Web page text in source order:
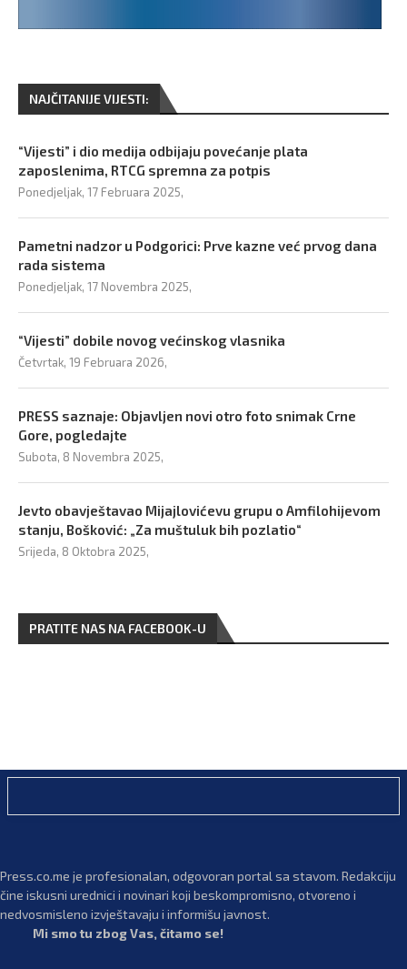
NAJČITANIJE VIJESTI:
“Vijesti” i dio medija odbijaju povećanje plata
zaposlenima, RTCG spremna za potpis
Ponedjeljak, 17 Februara 2025,
Pametni nadzor u Podgorici: Prve kazne već prvog dana
rada sistema
Ponedjeljak, 17 Novembra 2025,
“Vijesti” dobile novog većinskog vlasnika
Četvrtak, 19 Februara 2026,
PRESS saznaje: Objavljen novi otro foto snimak Crne
Gore, pogledajte
Subota, 8 Novembra 2025,
Jevto obavještavao Mijajlovićevu grupu o Amfilohijevom
stanju, Bošković: „Za muštuluk bih pozlatio“
Srijeda, 8 Oktobra 2025,
PRATITE NAS NA FACEBOOK-U
Press.co.me je profesionalan, odgovoran portal sa stavom. Redakciju
čine iskusni urednici i novinari koji beskompromisno, otvoreno i
nedvosmisleno izvještavaju i informišu javnost.
Mi smo tu zbog Vas, čitamo se!